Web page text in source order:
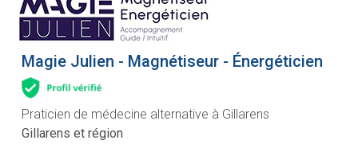
Magie Julien - Magnétiseur - Énergéticien
Praticien de médecine alternative à Gillarens
Gillarens et région